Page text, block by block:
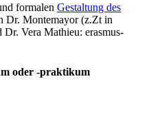
formalen Gestaltung des
Dr. Montemayor (z.Zt in
Vera Mathieu: erasmus-
oder -praktikum